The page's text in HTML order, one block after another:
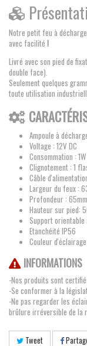
Notre petit feu à
avec facilité !
Livré avec son pied de
double face).
Seulement quelques
toute utilisation
Ampoule à
Voltage : 12V DC
Consommation : 1W
Clignotement : 1
Câble
Largeur du feux :
Profondeur : 65mm
Hauteur sur pied:
Support
Etanchéité IP56
Couleur
INFORMATIONS
-Nos produits sont
-Se conformer à la
-Ne pas regarder les
brûlure irréversible de la
Tweet